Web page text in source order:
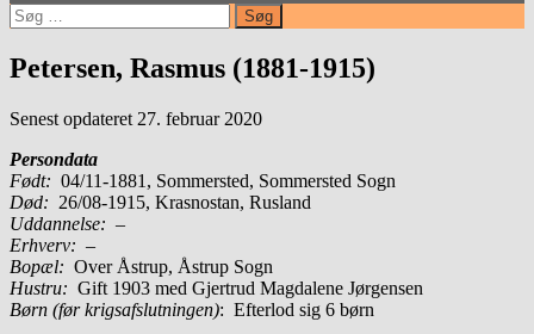
Søg
efter:
Petersen, Rasmus (1881-1915)
Senest opdateret 27. februar 2020
Persondata
Født: 04/11-1881, Sommersted, Sommersted Sogn
Død: 26/08-1915, Krasnostan, Rusland
Uddannelse: –
Erhverv: –
Bopæl: Over Åstrup, Åstrup Sogn
Hustru: Gift 1903 med Gjertrud Magdalene Jørgensen
Børn (før krigsafslutningen): Efterlod sig 6 børn